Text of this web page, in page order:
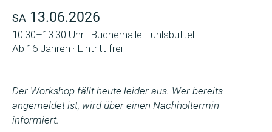
SA 13.06.2026
10:30–13:30 Uhr · Bücherhalle Fuhlsbüttel
Ab 16 Jahren · Eintritt frei
Der Workshop fällt heute leider aus. Wer bereits
angemeldet ist, wird über einen Nachholtermin
informiert.